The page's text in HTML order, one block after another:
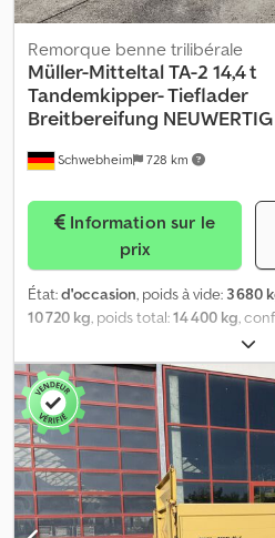
Schwebheim 728 km
Remorque benne trilibérale
Müller-MitteltalTA-2 14,4 t
Tandemkipper- Tieflader
Breitbereifung NEUWERTIG
prix
État:d'occasion, poids à vide: 3 680
10 720 kg, poids total:14 400 kg,
, première immatriculation:
de chargement:5 000 mm, largeur
2 420 mm, suspension: acier ,
156J, couleur:autre, type
avant:385/55R19,5 156J, taille de
156J, cabine conducteur: autre ,
Équipement:ABS, frein à air
larges, benne BASCULANTE
ridelles de 600 mm, supplément